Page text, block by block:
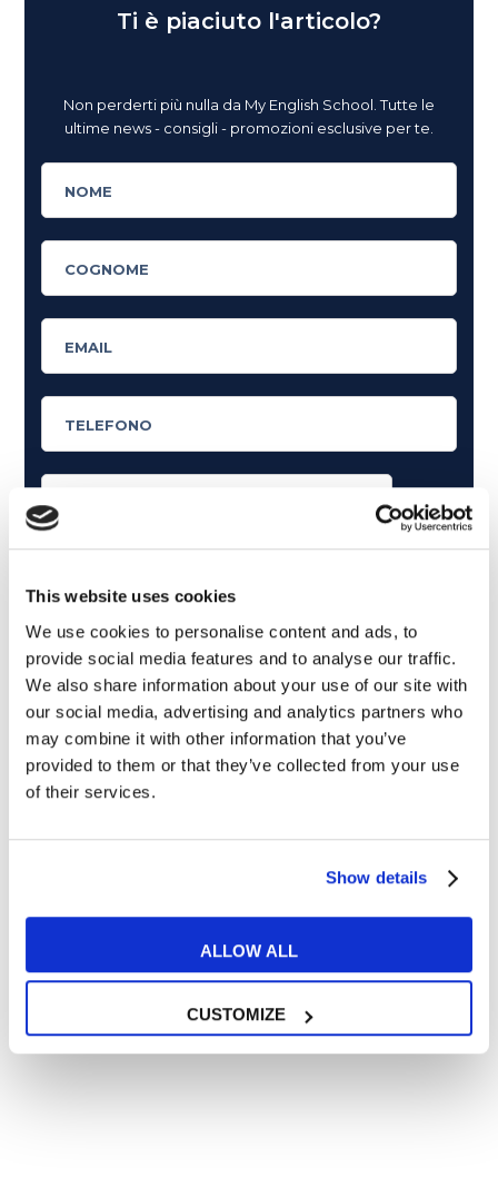
This website uses cookies
We use cookies to personalise content and ads, to
provide social media features and to analyse our traffic.
We also share information about your use of our site with
our social media, advertising and analytics partners who
may combine it with other information that you’ve
provided to them or that they’ve collected from your use
of their services.
Show details
ALLOW ALL
CUSTOMIZE
Ti è piaciuto l'articolo?
Non perderti più nulla da My English School. Tutte le
ultime news - consigli - promozioni esclusive per te.
Articoli dedicati alla grammatica inglese
Articoli dedicati a inglese nel mondo del lavoro
Articoli con tips e new sulla lingua inglese
Articoli divertenti su film e musica
In quanto di età superiore ai 16 anni, dichiaro di acconsentire
al trattamento dei miei dati personali in conformità
all’informativa privacy.
Desidero ricevere comunicazioni commerciali e promozionali